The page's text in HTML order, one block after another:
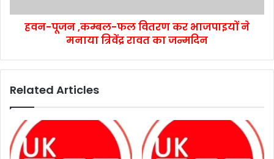
हवन-पूजन ,कम्बल-फल वितरण कर भाजपाइयों ने
मनाया त्रिवेंद्र रावत का जन्मदिन
Related Articles